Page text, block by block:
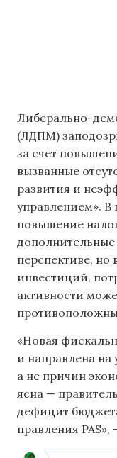
Либерально-
(ЛДПМ)
за счет
вызванные
развития и
управлением». В
повышение
перспективе,
инвестиций,
активности
«Новая
и направлена ​​на
а не причин
ясна —
дефицит
правления